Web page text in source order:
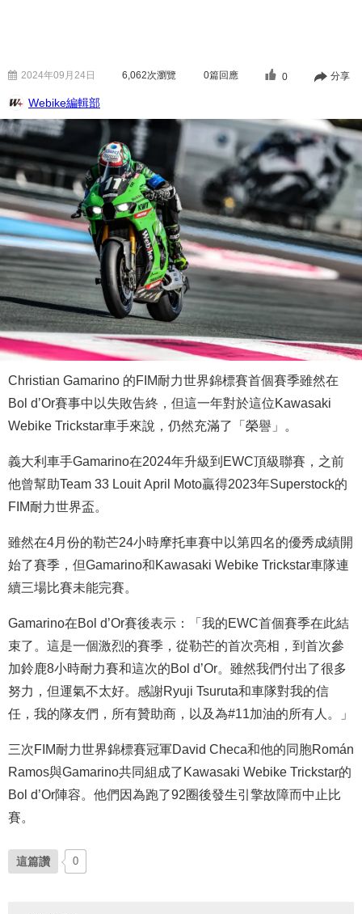
2024年09月24日 6,062次瀏覽 0篇回應 0 分享
Webike編輯部
Christian Gamarino 的FIM耐力世界錦標賽首個賽季雖然在
Bol d’Or賽事中以失敗告終，但這一年對於這位Kawasaki
Webike Trickstar車手來說，仍然充滿了「榮譽」。
義大利車手Gamarino在2024年升級到EWC頂級聯賽，之前
他曾幫助Team 33 Louit April Moto贏得2023年Superstock的
FIM耐力世界盃。
雖然在4月份的勒芒24小時摩托車賽中以第四名的優秀成績開
始了賽季，但Gamarino和Kawasaki Webike Trickstar車隊連
續三場比賽未能完賽。
Gamarino在Bol d’Or賽後表示：「我的EWC首個賽季在此結
束了。這是一個激烈的賽季，從勒芒的首次亮相，到首次參
加鈴鹿8小時耐力賽和這次的Bol d’Or。雖然我們付出了很多
努力，但運氣不太好。感謝Ryuji Tsuruta和車隊對我的信
任，我的隊友們，所有贊助商，以及為#11加油的所有人。」
三次FIM耐力世界錦標賽冠軍David Checa和他的同胞Román
Ramos與Gamarino共同組成了Kawasaki Webike Trickstar的
Bol d’Or陣容。他們因為跑了92圈後發生引擎故障而中止比
賽。
這篇讚 0